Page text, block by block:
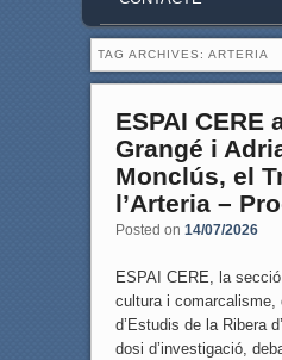
TAG ARCHIVES: ARTERIA
ESPAI CERE
Grangé i
Monclús, el
l’Arteria –
Posted on 14/07/2026
ESPAI CERE, la
cultura i comarcalisme,
d’Estudis de la Ribera
dosi d’investigació,